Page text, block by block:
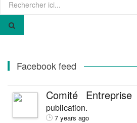
pour
Facebook feed
Comité Entreprise
publication.
7 years ago